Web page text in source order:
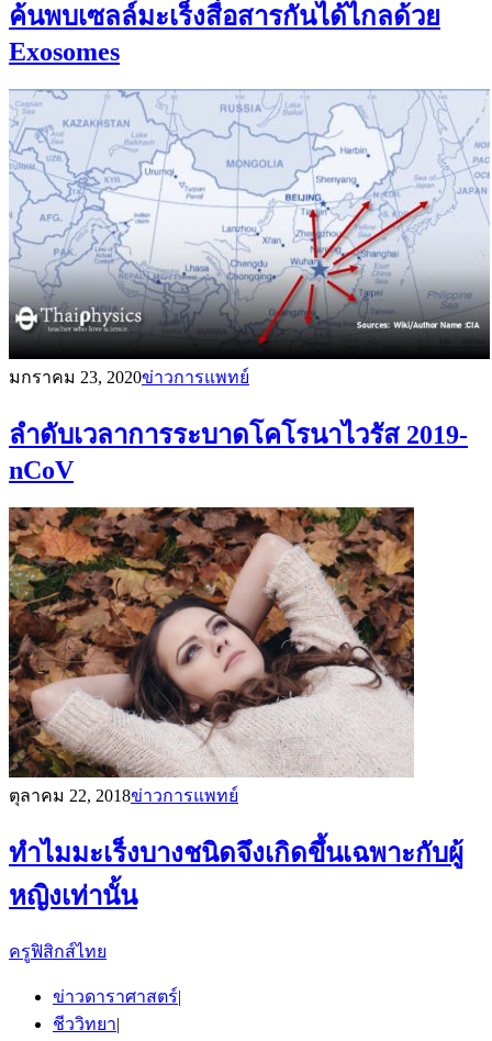
ค้นพบเซลล์มะเร็งสื่อสารกันได้ไกลด้วย
Exosomes
มกราคม 23, 2020ข่าวการแพทย์
ลำดับเวลาการระบาดโคโรนาไวรัส 2019-
nCoV
ตุลาคม 22, 2018ข่าวการแพทย์
ทำไมมะเร็งบางชนิดจึงเกิดขึ้นเฉพาะกับผู้
หญิงเท่านั้น
ครูฟิสิกส์ไทย
ข่าวดาราศาสตร์
ชีววิทยา